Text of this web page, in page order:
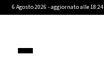
6 Agosto 2026 - aggiornato alle 18:24